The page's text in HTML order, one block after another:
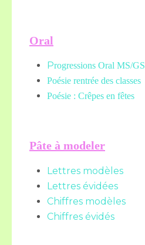
Oral
Progressions Oral MS/GS
Poésie rentrée des classes
Poésie : Crêpes en fêtes
Pâte à modeler
Lettres modèles
Lettres évidées
Chiffres modèles
Chiffres évidés